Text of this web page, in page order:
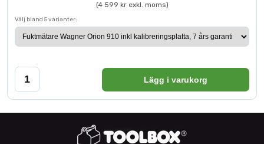
(4 599 kr exkl. moms)
Välj bland 5 varianter:
Lägg i varukorg